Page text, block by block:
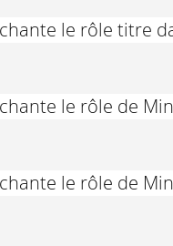
le rôle titre
le rôle de
le rôle de